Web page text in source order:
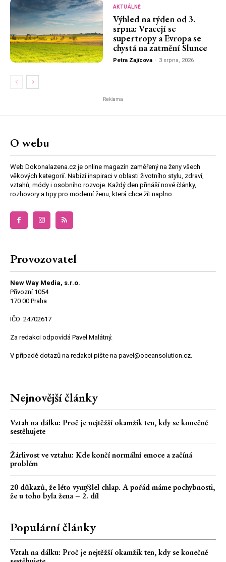
AKTUÁLNĚ
Výhled na týden od 3.
srpna: Vracejí se
supertropy a Evropa se
chystá na zatmění Slunce
Petra Zajícova - 3 srpna, 2026
Reklama
O webu
Web Dokonalazena.cz je online magazín zaměřený na ženy všech
věkových kategorií. Nabízí inspiraci v oblasti životního stylu, zdraví,
vztahů, módy i osobního rozvoje. Každý den přináší nové články,
rozhovory a tipy pro moderní ženu, která chce žít naplno.
Provozovatel
New Way Media, s.r.o.
Přívozní 1054
170 00 Praha
.
IČO: 24702617
Za redakci odpovídá Pavel Malátný.
V případě dotazů na redakci pište na pavel@oceansolution.cz.
Nejnovější články
Vztah na dálku: Proč je nejtěžší okamžik ten, kdy se konečně
sestěhujete
Žárlivost ve vztahu: Kde končí normální emoce a začíná
problém
20 důkazů, že léto vymýšlel chlap. A pořád máme pochybnosti,
že u toho byla žena – 2. díl
Populární články
Vztah na dálku: Proč je nejtěžší okamžik ten, kdy se konečně